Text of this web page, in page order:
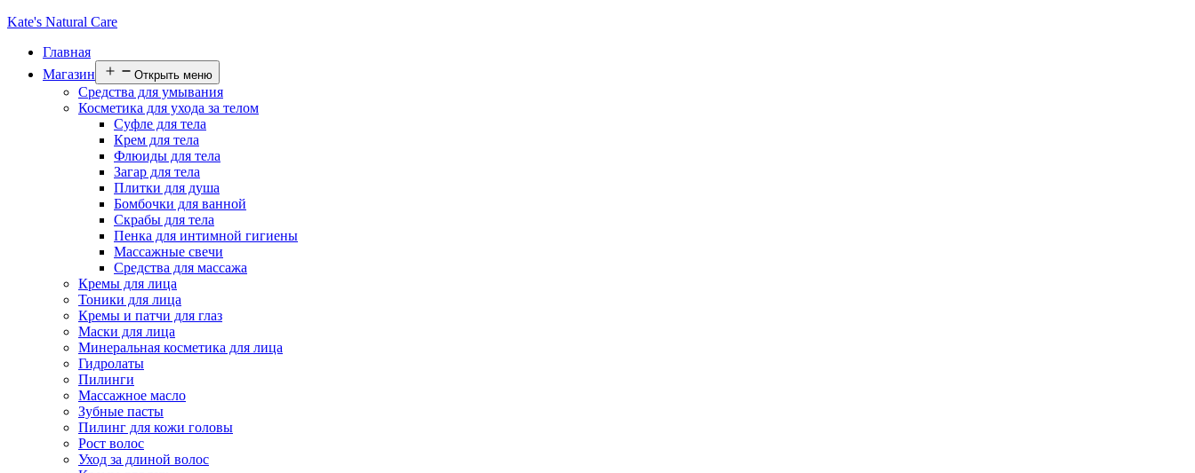
Kate's Natural Care
Главная
Магазин
Открыть меню
Средства для умывания
Косметика для ухода за телом
Суфле для тела
Крем для тела
Флюиды для тела
Загар для тела
Плитки для душа
Бомбочки для ванной
Скрабы для тела
Пенка для интимной гигиены
Массажные свечи
Средства для массажа
Кремы для лица
Тоники для лица
Кремы и патчи для глаз
Маски для лица
Минеральная косметика для лица
Гидролаты
Пилинги
Массажное масло
Зубные пасты
Пилинг для кожи головы
Рост волос
Уход за длиной волос